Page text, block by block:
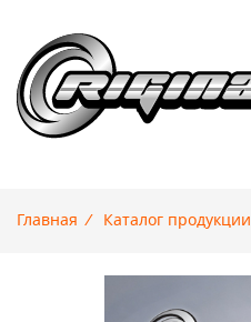
Главная / Каталог продукции